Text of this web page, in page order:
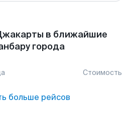
в ближайшие
города
Стоимость
больше рейсов